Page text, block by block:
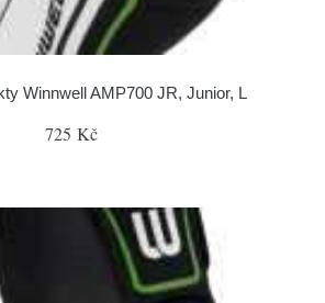
Winnwell AMP700 JR, Junior, L
725 Kč